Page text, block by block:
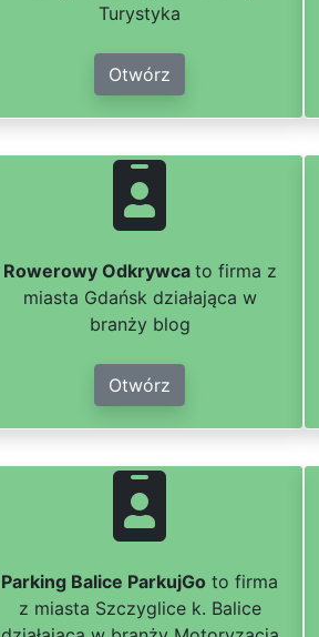
Turystyka
Otwórz
Rowerowy Odkrywca to firma z
miasta Gdańsk działająca w
branży blog
Otwórz
Parking Balice ParkujGo to firma
z miasta Szczyglice k. Balice